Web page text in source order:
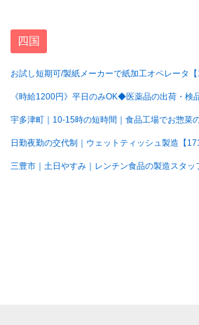
四国
お試し短期可/製紙メーカーで紙加工オペレータ【
《時給1200円》平日のみOK◆医薬品の出荷・検
宇多津町｜10-15時の短時間｜食品工場でお惣菜
日勤夜勤の交代制｜ウェットティッシュ製造【
三豊市｜土日やすみ｜レンチン食品の製造スタッ